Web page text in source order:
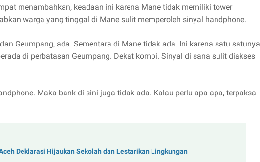
menambahkan, keadaan ini karena Mane tidak memiliki tower
warga yang tinggal di Mane sulit memperoleh sinyal handphone.
Geumpang, ada. Sementara di Mane tidak ada. Ini karena satu satunya
di perbatasan Geumpang. Dekat kompi. Sinyal di sana sulit diakses
Maka bank di sini juga tidak ada. Kalau perlu apa-apa, terpaksa
Deklarasi Hijaukan Sekolah dan Lestarikan Lingkungan